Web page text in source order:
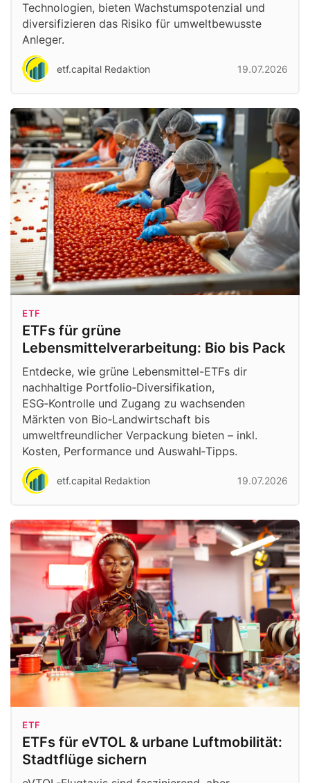
Technologien, bieten Wachstumspotenzial und
diversifizieren das Risiko für umweltbewusste
Anleger.
etf.capital Redaktion 19.07.2026
ETF
ETFs für grüne
Lebensmittelverarbeitung: Bio bis Pack
Entdecke, wie grüne Lebensmittel-ETFs dir
nachhaltige Portfolio‑Diversifikation,
ESG‑Kontrolle und Zugang zu wachsenden
Märkten von Bio‑Landwirtschaft bis
umweltfreundlicher Verpackung bieten – inkl.
Kosten, Performance und Auswahl‑Tipps.
etf.capital Redaktion 19.07.2026
ETF
ETFs für eVTOL & urbane Luftmobilität:
Stadtflüge sichern